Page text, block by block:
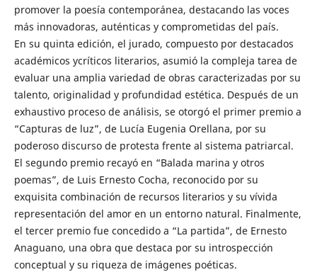
promover la poesía contemporánea, destacando las voces
más innovadoras, auténticas y comprometidas del país.
En su quinta edición, el jurado, compuesto por destacados
académicos ycríticos literarios, asumió la compleja tarea de
evaluar una amplia variedad de obras caracterizadas por su
talento, originalidad y profundidad estética. Después de un
exhaustivo proceso de análisis, se otorgó el primer premio a
“Capturas de luz”, de Lucía Eugenia Orellana, por su
poderoso discurso de protesta frente al sistema patriarcal.
El segundo premio recayó en “Balada marina y otros
poemas”, de Luis Ernesto Cocha, reconocido por su
exquisita combinación de recursos literarios y su vívida
representación del amor en un entorno natural. Finalmente,
el tercer premio fue concedido a “La partida”, de Ernesto
Anaguano, una obra que destaca por su introspección
conceptual y su riqueza de imágenes poéticas.